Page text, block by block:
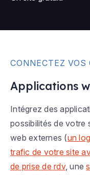
CONNECTEZ
Applications
Intégrez des
possibilités de votre
web externes (un
trafic de votre site
de prise de rdv, une